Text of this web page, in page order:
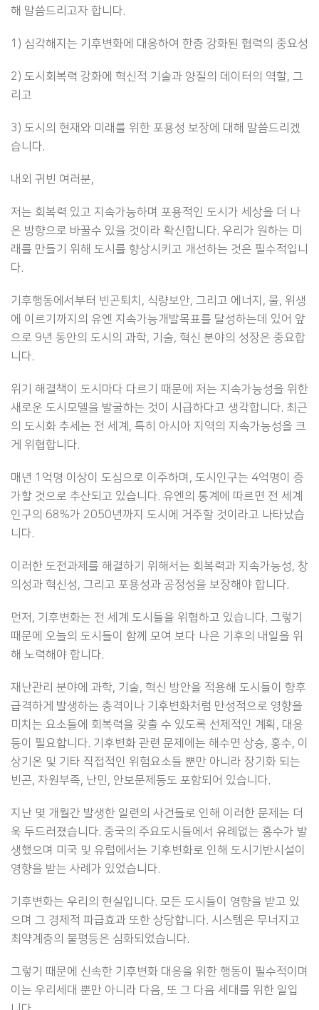
해 말씀드리고자 합니다.
1) 심각해지는 기후변화에 대응하여 한층 강화된 협력의 중요성
2) 도시회복력 강화에 혁신적 기술과 양질의 데이터의 역할, 그
리고
3) 도시의 현재와 미래를 위한 포용성 보장에 대해 말씀드리겠
습니다.
내외 귀빈 여러분,
저는 회복력 있고 지속가능하며 포용적인 도시가 세상을 더 나
은 방향으로 바꿀수 있을 것이라 확신합니다. 우리가 원하는 미
래를 만들기 위해 도시를 향상시키고 개선하는 것은 필수적입니
다.
기후행동에서부터 빈곤퇴치, 식량보안, 그리고 에너지, 물, 위생
에 이르기까지의 유엔 지속가능개발목표를 달성하는데 있어 앞
으로 9년 동안의 도시의 과학, 기술, 혁신 분야의 성장은 중요합
니다.
위기 해결책이 도시마다 다르기 때문에 저는 지속가능성을 위한
새로운 도시모델을 발굴하는 것이 시급하다고 생각합니다. 최근
의 도시화 추세는 전 세계, 특히 아시아 지역의 지속가능성을 크
게 위협합니다.
매년 1억명 이상이 도심으로 이주하며, 도시인구는 4억명이 증
가할 것으로 추산되고 있습니다. 유엔의 통계에 따르면 전 세계
인구의 68%가 2050년까지 도시에 거주할 것이라고 나타났습
니다.
이러한 도전과제를 해결하기 위해서는 회복력과 지속가능성, 창
의성과 혁신성, 그리고 포용성과 공정성을 보장해야 합니다.
먼저, 기후변화는 전 세계 도시들을 위협하고 있습니다. 그렇기
때문에 오늘의 도시들이 함께 모여 보다 나은 기후의 내일을 위
해 노력해야 합니다.
재난관리 분야에 과학, 기술, 혁신 방안을 적용해 도시들이 향후
급격하게 발생하는 충격이나 기후변화처럼 만성적으로 영향을
미치는 요소들에 회복력을 갖출 수 있도록 선제적인 계획, 대응
등이 필요합니다. 기후변화 관련 문제에는 해수면 상승, 홍수, 이
상기온 및 기타 직접적인 위험요소들 뿐만 아니라 장기화 되는
빈곤, 자원부족, 난민, 안보문제등도 포함되어 있습니다.
지난 몇 개월간 발생한 일련의 사건들로 인해 이러한 문제는 더
욱 두드러졌습니다. 중국의 주요도시들에서 유례없는 홍수가 발
생했으며 미국 및 유럽에서는 기후변화로 인해 도시기반시설이
영향을 받는 사례가 있었습니다.
기후변화는 우리의 현실입니다. 모든 도시들이 영향을 받고 있
으며 그 경제적 파급효과 또한 상당합니다. 시스템은 무너지고
최약계층의 불평등은 심화되었습니다.
그렇기 때문에 신속한 기후변화 대응을 위한 행동이 필수적이며
이는 우리세대 뿐만 아니라 다음, 또 그 다음 세대를 위한 일입